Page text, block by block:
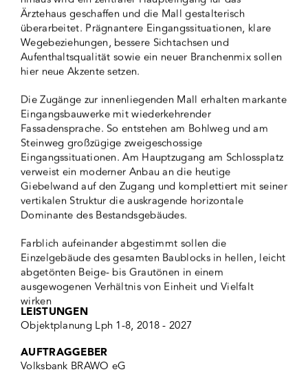
Ärztehaus geschaffen und die Mall gestalterisch
überarbeitet. Prägnantere Eingangssituationen, klare
Wegebeziehungen, bessere Sichtachsen und
Aufenthaltsqualität sowie ein neuer Branchenmix sollen
hier neue Akzente setzen.
Die Zugänge zur innenliegenden Mall erhalten markante
Eingangsbauwerke mit wiederkehrender
Fassadensprache. So entstehen am Bohlweg und am
Steinweg großzügige zweigeschossige
Eingangssituationen. Am Hauptzugang am Schlossplatz
verweist ein moderner Anbau an die heutige
Giebelwand auf den Zugang und komplettiert mit seiner
vertikalen Struktur die auskragende horizontale
Dominante des Bestandsgebäudes.
Farblich aufeinander abgestimmt sollen die
Einzelgebäude des gesamten Baublocks in hellen, leicht
abgetönten Beige- bis Grautönen in einem
ausgewogenen Verhältnis von Einheit und Vielfalt
wirken
LEISTUNGEN
Objektplanung Lph 1-8, 2018 - 2027
AUFTRAGGEBER
Volksbank BRAWO eG